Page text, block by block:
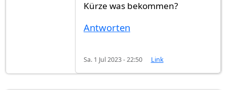
Kürze was bekommen?
Antworten
Sa. 1 Jul 2023 - 22:50 Link